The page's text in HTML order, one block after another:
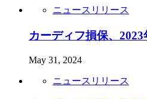
ニュースリリース
カーディフ損保、
May 31, 2024
ニュースリリース